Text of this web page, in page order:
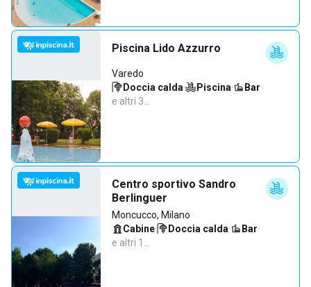
Piscina Lido Azzurro
Varedo
Doccia calda· Piscina· Bar·
e altri 3…
Centro sportivo Sandro
Berlinguer
Moncucco, Milano
Cabine· Doccia calda· Bar·
e altri 1…